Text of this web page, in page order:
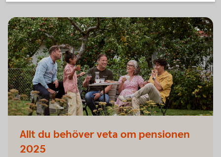
Allt du behöver veta om pensionen
2025